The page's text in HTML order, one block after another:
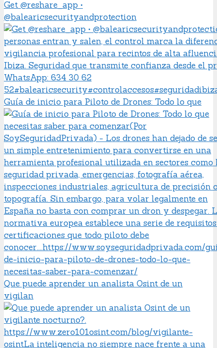
Get @reshare_app •
@balearicsecurityandprotection
Guía de inicio para Piloto de Drones: Todo lo que
Que puede aprender un analista Osint de un
vigilan